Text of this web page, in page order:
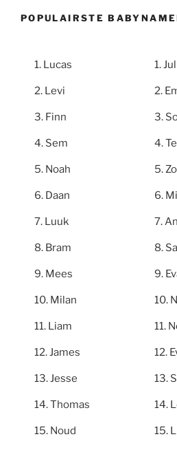
POPULAIRSTE
Lucas
Levi
Finn
Sem
Noah
Daan
Luuk
Bram
Mees
Milan
Liam
James
Jesse
Thomas
Noud